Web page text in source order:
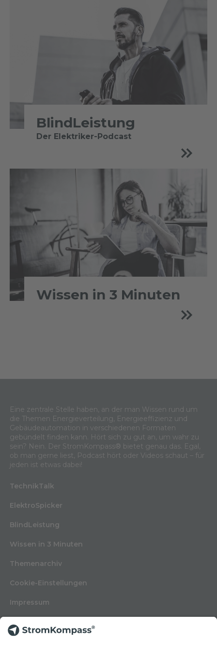
BlindLeistung
Der Elektriker-Podcast
Wissen in 3 Minuten
Eine zentrale Stelle haben, an der man Wissen rund um
die Themen Energieverteilung, Energieeffizienz und
Gebäudeautomation in verschiedenen Formaten
gebündelt finden kann. Hört sich zu gut an, um wahr zu
sein? Nein. Der StromKompass® bietet genau das. Egal,
ob man gerne liest, Podcast hört oder Videos schaut – für
jeden ist etwas dabei!
TechnikTalk
ElektroSpicker
BlindLeistung
Wissen in 3 Minuten
Themenarchiv
Cookie-Einstellungen
Impressum